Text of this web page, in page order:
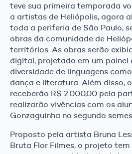
teve sua primeira temporada
a artistas de Heliópolis, agora
toda a periferia de São Paulo,
obras da comunidade de
territórios. As obras serão
digital, projetado em um painel
diversidade de linguagens
dança e literatura. Além disso,
receberão R$ 2.000,00 pela
realizarão vivências com os
Gonzaguinha no segundo
Proposto pela artista Bruna
Bruta Flor Filmes, o projeto